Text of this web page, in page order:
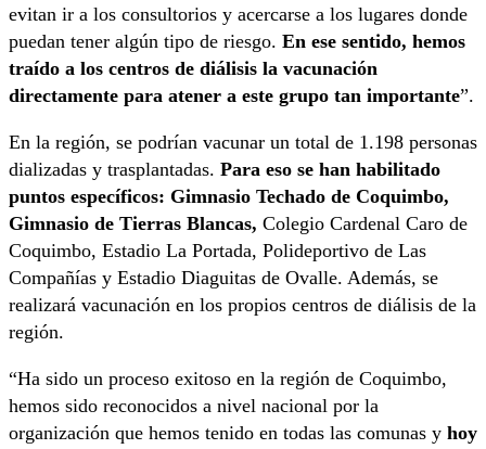
evitan ir a los consultorios y acercarse a los lugares donde
puedan tener algún tipo de riesgo. En ese sentido, hemos
traído a los centros de diálisis la vacunación
directamente para atener a este grupo tan importante”.
En la región, se podrían vacunar un total de 1.198 personas
dializadas y trasplantadas. Para eso se han habilitado
puntos específicos: Gimnasio Techado de Coquimbo,
Gimnasio de Tierras Blancas, Colegio Cardenal Caro de
Coquimbo, Estadio La Portada, Polideportivo de Las
Compañías y Estadio Diaguitas de Ovalle. Además, se
realizará vacunación en los propios centros de diálisis de la
región.
“Ha sido un proceso exitoso en la región de Coquimbo,
hemos sido reconocidos a nivel nacional por la
organización que hemos tenido en todas las comunas y hoy